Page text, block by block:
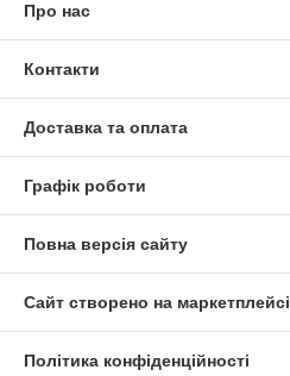
Про нас
Контакти
Доставка та оплата
Графік роботи
Повна версія сайту
Сайт створено на маркетплейсі
Політика конфіденційності